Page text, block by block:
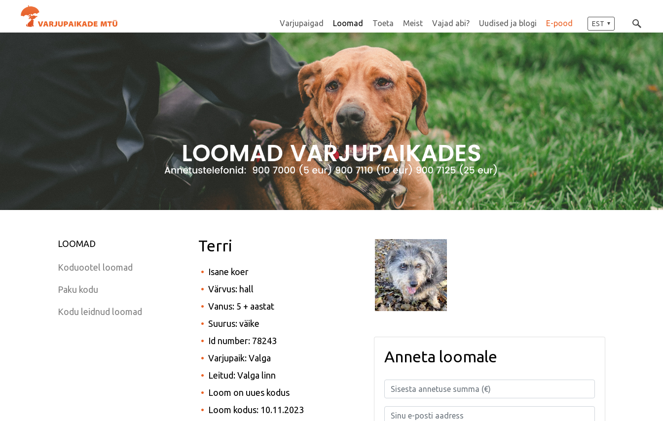
Varjupaigad Loomad Toeta Meist Vajad abi? Uudised ja blogi E-pood EST
LOOMAD
Koduootel loomad
Paku kodu
Kodu leidnud loomad
Terri
Isane koer
Värvus: hall
Vanus: 5 + aastat
Suurus: väike
Id number: 78243
Varjupaik: Valga
Leitud: Valga linn
Loom on uues kodus
Loom kodus: 10.11.2023
Anneta loomale